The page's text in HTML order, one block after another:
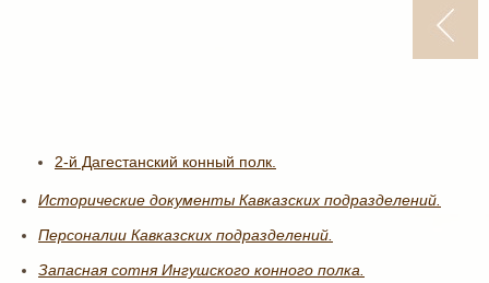
2-й Дагестанский конный полк.
Исторические документы Кавказских подразделений.
Персоналии Кавказских подразделений.
Запасная сотня Ингушского конного полка.